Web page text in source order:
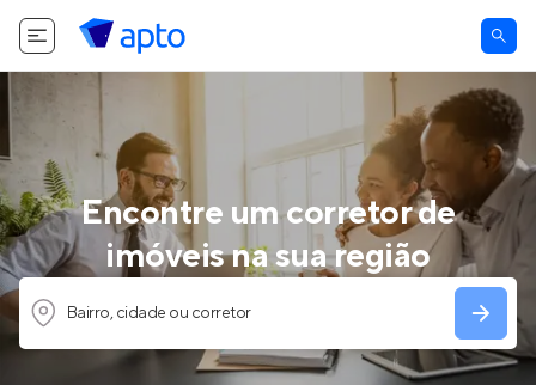
Encontre um corretor de
imóveis na sua região
Bairro, cidade ou corretor